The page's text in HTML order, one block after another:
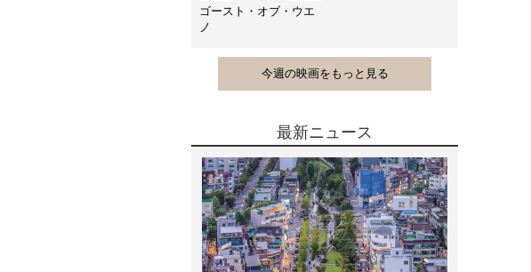
ゴースト・オブ・ウエ
ノ
今週の映画をもっと見る
最新ニュース